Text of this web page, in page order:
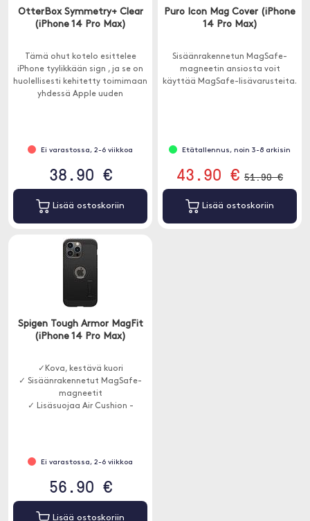
OtterBox Symmetry+ Clear
(iPhone 14 Pro Max)
Tämä ohut kotelo esittelee
iPhone tyylikkään sign , ja se on
huolellisesti kehitetty toimimaan
yhdessä Apple uuden
Ei varastossa, 2-6 viikkoa
38.90 €
Lisää ostoskoriin
Puro Icon Mag Cover (iPhone
14 Pro Max)
Sisäänrakennetun MagSafe-
magneetin ansiosta voit
käyttää MagSafe-lisävarusteita.
Etätallennus, noin 3-8 arkisin
43.90 € 51.90 €
Lisää ostoskoriin
Spigen Tough Armor MagFit
(iPhone 14 Pro Max)
✓Kova, kestävä kuori
✓ Sisäänrakennetut MagSafe-
magneetit
✓ Lisäsuojaa Air Cushion -
Ei varastossa, 2-6 viikkoa
56.90 €
Lisää ostoskoriin